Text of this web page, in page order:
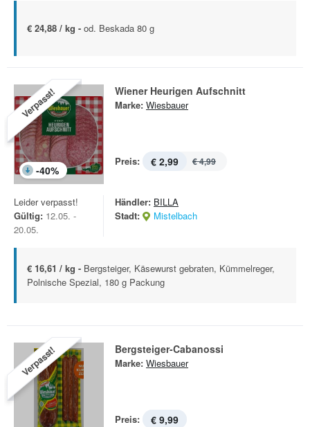
€ 24,88 / kg - od. Beskada 80 g
Verpasst!
-40%
Wiener Heurigen Aufschnitt
Marke: Wiesbauer
Preis: € 2,99 € 4,99
Leider verpasst!
Gültig: 12.05. -
20.05.
Händler: BILLA
Stadt:
Mistelbach
€ 16,61 / kg - Bergsteiger, Käsewurst gebraten, Kümmelreger,
Polnische Spezial, 180 g Packung
Verpasst! Bergsteiger-Cabanossi
Marke: Wiesbauer
Preis: € 9,99